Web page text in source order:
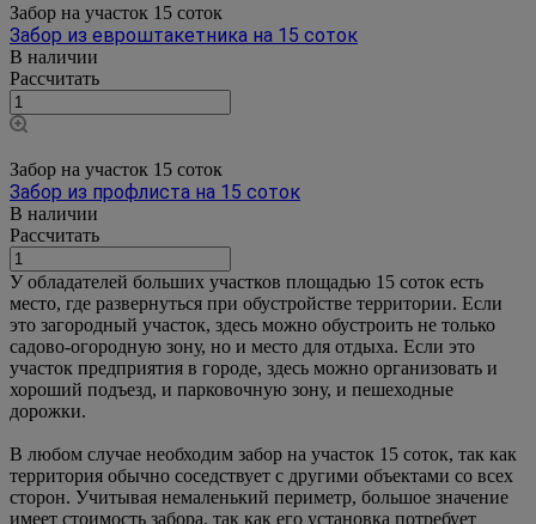
Забор на участок 15 соток
Забор из евроштакетника на 15 соток
В наличии
Рассчитать
Забор на участок 15 соток
Забор из профлиста на 15 соток
В наличии
Рассчитать
У обладателей больших участков площадью 15 соток есть
место, где развернуться при обустройстве территории. Если
это загородный участок, здесь можно обустроить не только
садово-огородную зону, но и место для отдыха. Если это
участок предприятия в городе, здесь можно организовать и
хороший подъезд, и парковочную зону, и пешеходные
дорожки.
В любом случае необходим забор на участок 15 соток, так как
территория обычно соседствует с другими объектами со всех
сторон. Учитывая немаленький периметр, большое значение
имеет стоимость забора, так как его установка потребует